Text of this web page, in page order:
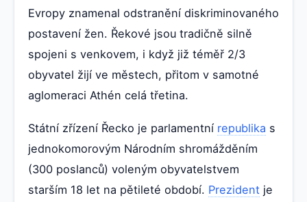
Evropy znamenal odstranění diskriminovaného
postavení žen. Řekové jsou tradičně silně
spojeni s venkovem, i když již téměř 2/3
obyvatel žijí ve městech, přitom v samotné
aglomeraci Athén celá třetina.
Státní zřízení Řecko je parlamentní republika s
jednokomorovým Národním shromážděním
(300 poslanců) voleným obyvatelstvem
starším 18 let na pětileté období. Prezident je